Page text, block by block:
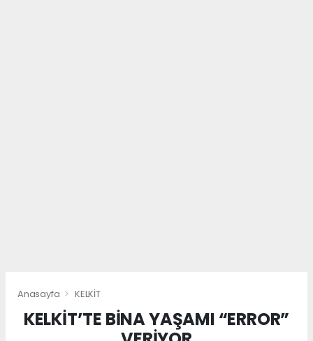
Anasayfa KELKİT
KELKİT’TE BİNA YAŞAMI “ERROR”